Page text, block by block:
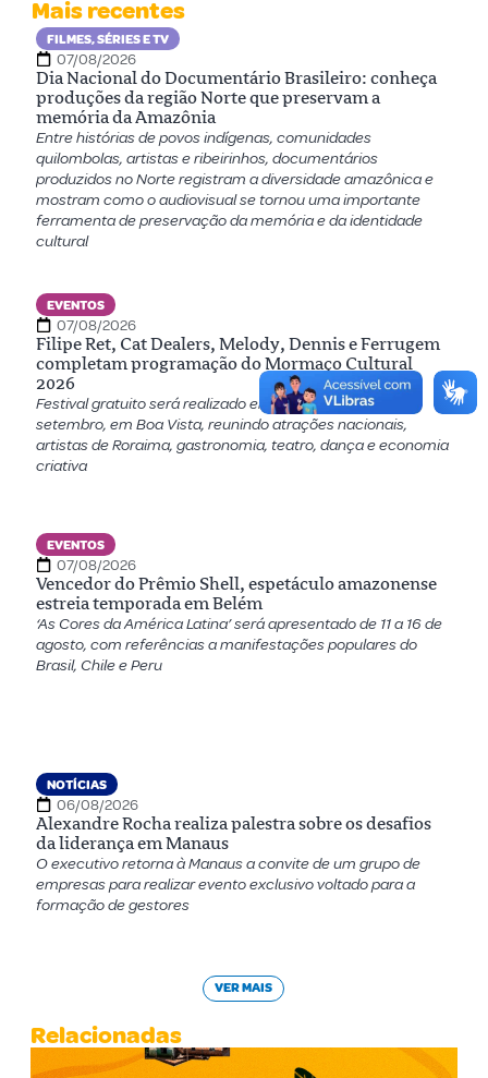
Mais recentes
FILMES, SÉRIES E TV
07/08/2026
Dia Nacional do Documentário Brasileiro: conheça
produções da região Norte que preservam a
memória da Amazônia
Entre histórias de povos indígenas, comunidades
quilombolas, artistas e ribeirinhos, documentários
produzidos no Norte registram a diversidade amazônica e
mostram como o audiovisual se tornou uma importante
ferramenta de preservação da memória e da identidade
cultural
EVENTOS
07/08/2026
Filipe Ret, Cat Dealers, Melody, Dennis e Ferrugem
completam programação do Mormaço Cultural
2026
Festival gratuito será realizado entre os dias 9 e 20 de
setembro, em Boa Vista, reunindo atrações nacionais,
artistas de Roraima, gastronomia, teatro, dança e economia
criativa
EVENTOS
07/08/2026
Vencedor do Prêmio Shell, espetáculo amazonense
estreia temporada em Belém
‘As Cores da América Latina’ será apresentado de 11 a 16 de
agosto, com referências a manifestações populares do
Brasil, Chile e Peru
NOTÍCIAS
06/08/2026
Alexandre Rocha realiza palestra sobre os desafios
da liderança em Manaus
O executivo retorna à Manaus a convite de um grupo de
empresas para realizar evento exclusivo voltado para a
formação de gestores
VER MAIS
Relacionadas